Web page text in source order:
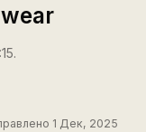
1 Дек, 2025